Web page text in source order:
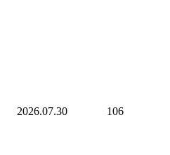
2026.07.30 106